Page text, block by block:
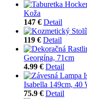
Koža
147 € Detail
119 € Detail
Georgína, 71cm
4.99 € Detail
Isabella 149cm, 40
75.9 € Detail